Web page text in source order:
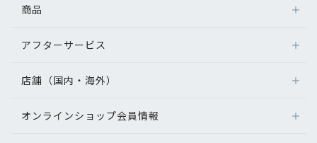
商品
アフターサービス
店舗（国内・海外）
オンラインショップ会員情報